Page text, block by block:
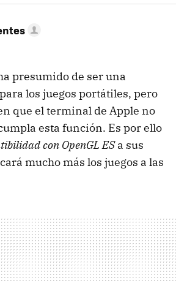
presumido de ser una
los juegos portátiles, pero
que el terminal de Apple no
esta función. Es por ello
con OpenGL ESa sus
mucho más los juegos a las